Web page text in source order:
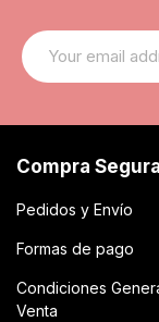
Compra Segura
Pedidos y Envío
Formas de pago
Condiciones
Venta